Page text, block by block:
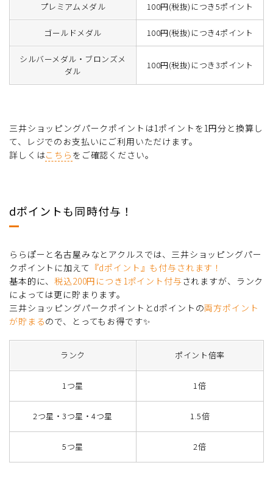
プレミアムメダル 100円(税抜)につき5ポイント
ゴールドメダル 100円(税抜)につき4ポイント
シルバーメダル・ブロンズメ
ダル
100円(税抜)につき3ポイント
三井ショッピングパークポイントは1ポイントを1円分と換算し
て、レジでのお支払いにご利用いただけます。
詳しくはこちら をご確認ください。
dポイントも同時付与！
ららぽーと名古屋みなとアクルスでは、三井ショッピングパー
クポイントに加えて 『dポイント』も付与されます！
基本的に、税込200円につき1ポイント付与されますが、ランク
によっては更に貯まります。
三井ショッピングパークポイントとdポイントの両方ポイント
が貯まるので、とってもお得です✨
ランク ポイント倍率
1つ星 1倍
2つ星・3つ星・4つ星 1.5倍
5つ星 2倍